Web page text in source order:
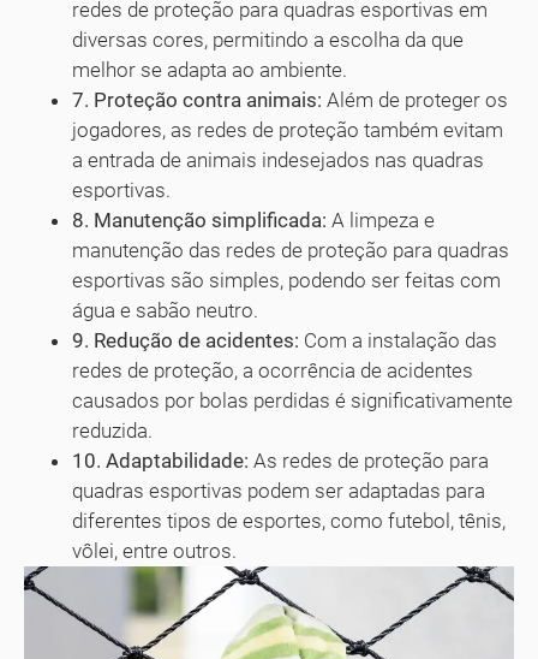
redes de proteção para quadras esportivas em
diversas cores, permitindo a escolha da que
melhor se adapta ao ambiente.
7. Proteção contra animais: Além de proteger os
jogadores, as redes de proteção também evitam
a entrada de animais indesejados nas quadras
esportivas.
8. Manutenção simplificada: A limpeza e
manutenção das redes de proteção para quadras
esportivas são simples, podendo ser feitas com
água e sabão neutro.
9. Redução de acidentes: Com a instalação das
redes de proteção, a ocorrência de acidentes
causados por bolas perdidas é significativamente
reduzida.
10. Adaptabilidade: As redes de proteção para
quadras esportivas podem ser adaptadas para
diferentes tipos de esportes, como futebol, tênis,
vôlei, entre outros.